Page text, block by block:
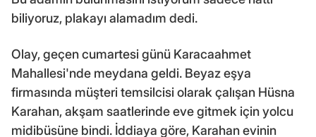
biliyoruz, plakayı alamadım dedi.
Olay, geçen cumartesi günü Karacaahmet
Mahallesi'nde meydana geldi. Beyaz eşya
firmasında müşteri temsilcisi olarak çalışan Hüsna
Karahan, akşam saatlerinde eve gitmek için yolcu
midibüsüne bindi. İddiaya göre, Karahan evinin